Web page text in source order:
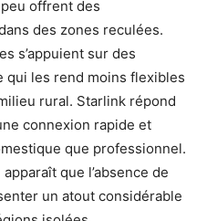
offrent des
des zones reculées.
s’appuient sur des
les rend moins flexibles
rural. Starlink répond
connexion rapide et
que professionnel.
que l’absence de
un atout considérable